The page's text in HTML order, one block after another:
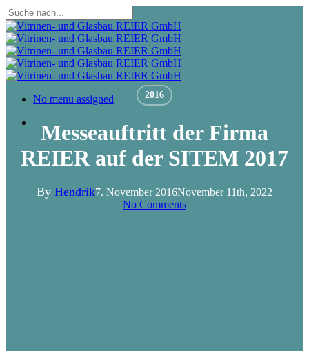
Skip
to
main
content
Close
Search
Menu
No menu assigned
2016
Messeauftritt der Firma
REIER auf der SITEM 2017
By Hendrik7. November 2016November 11th, 2022
No Comments